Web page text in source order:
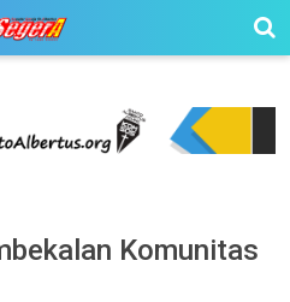
Komunitas